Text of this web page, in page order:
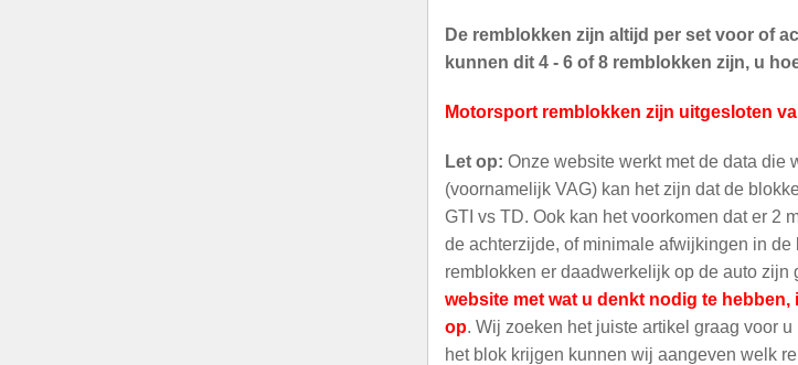
De remblokken zijn altijd per set voor of
kunnen dit 4 - 6 of 8 remblokken zijn, u
Motorsport remblokken zijn uitgesloten
Let op: Onze website werkt met de data die
(voornamelijk VAG) kan het zijn dat de
GTI vs TD. Ook kan het voorkomen dat er 2
de achterzijde, of minimale afwijkingen in
remblokken er daadwerkelijk op de auto zijn
website met wat u denkt nodig te
op. Wij zoeken het juiste artikel graag voor
het blok krijgen kunnen wij aangeven welk